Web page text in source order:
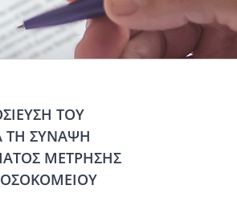
ΤΟΥ
ΤΗ ΣΥΝΑΨΗ
ΜΕΤΡΗΣΗΣ